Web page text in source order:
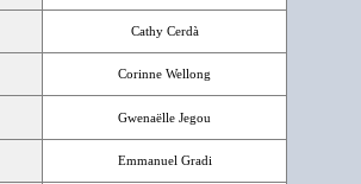
Cathy Cerdà
Corinne Wellong
Gwenaëlle Jegou
Emmanuel Gradi